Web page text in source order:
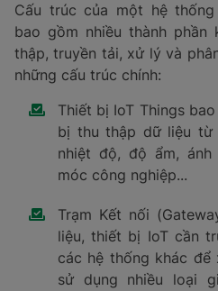
Cấu trúc của một hệ
bao gồm nhiều thành
thập, truyền tải, xử lý và
những cấu trúc chính:
Thiết bị IoT Things
bị thu thập dữ liệu từ
nhiệt độ, độ ẩm,
móc công nghiệp...
Trạm Kết nối
liệu, thiết bị IoT cần
các hệ thống khác
sử dụng nhiều loại